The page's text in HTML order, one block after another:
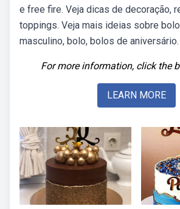
e free fire. Veja dicas de decoração,
toppings. Veja mais ideias sobre
masculino, bolo, bolos de aniversário.
For more information, click the
LEARN MORE